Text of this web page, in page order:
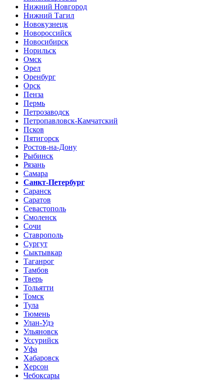
Нижний Новгород
Нижний Тагил
Новокузнецк
Новороссийск
Новосибирск
Норильск
Омск
Орел
Оренбург
Орск
Пенза
Пермь
Петрозаводск
Петропавловск-Камчатский
Псков
Пятигорск
Ростов-на-Дону
Рыбинск
Рязань
Самара
Санкт-Петербург
Саранск
Саратов
Севастополь
Смоленск
Сочи
Ставрополь
Сургут
Сыктывкар
Таганрог
Тамбов
Тверь
Тольятти
Томск
Тула
Тюмень
Улан-Удэ
Ульяновск
Уссурийск
Уфа
Хабаровск
Херсон
Чебоксары